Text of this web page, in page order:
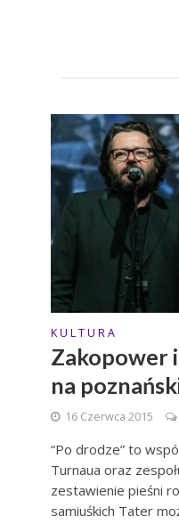
K U L T U R A
Zakopower
na
16 Czerwca 2015
“Po drodze” to
Turnaua oraz
zestawienie pieśni
samiuśkich Tater